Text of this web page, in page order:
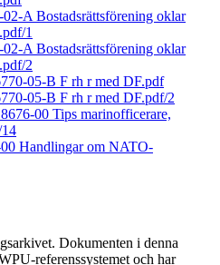
A Bostadsrättsförening oklar
1
A Bostadsrättsförening oklar
2
05-B F rh r med DF.pdf
05-B F rh r med DF.pdf/2
00 Tips marinofficerare,
Handlingar om NATO-
Dokumenten i denna
referenssystemet och har